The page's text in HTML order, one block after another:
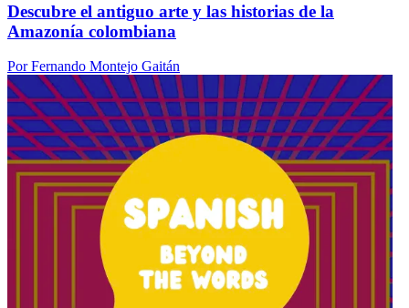
Descubre el antiguo arte y las historias de la
Amazonía colombiana
Por Fernando Montejo Gaitán